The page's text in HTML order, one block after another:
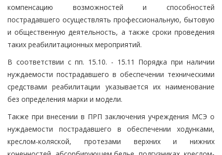
компенсацию возможностей и способностей
пострадавшего осуществлять профессиональную, бытовую
и общественную деятельность, а также сроки проведения
таких реабилитационных мероприятий.
В соответствии с пп. 15.10. - 15.11 Порядка при наличии
нуждаемости пострадавшего в обеспечении техническими
средствами реабилитации указывается их наименование
без определения марки и модели.
Также при внесении в ПРП заключения учреждения МСЭ о
нуждаемости пострадавшего в обеспечении ходунками,
креслом-коляской, протезами верхних и нижних